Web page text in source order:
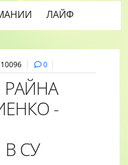
ЛАЙФ
0
-
СУ